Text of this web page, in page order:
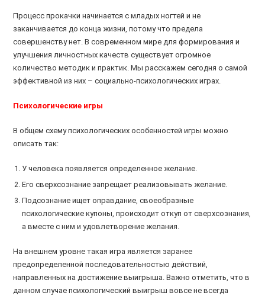
Процесс прокачки начинается с младых ногтей и не
заканчивается до конца жизни, потому что предела
совершенству нет. В современном мире для формирования и
улучшения личностных качеств существует огромное
количество методик и практик. Мы расскажем сегодня о самой
эффективной из них – социально-психологических играх.
Психологические игры
В общем схему психологических особенностей игры можно
описать так:
У человека появляется определенное желание.
Его сверхсознание запрещает реализовывать желание.
Подсознание ищет оправдание, своеобразные
психологические купоны, происходит откуп от сверхсознания,
а вместе с ним и удовлетворение желания.
На внешнем уровне такая игра является заранее
предопределенной последовательностью действий,
направленных на достижение выигрыша. Важно отметить, что в
данном случае психологический выигрыш вовсе не всегда